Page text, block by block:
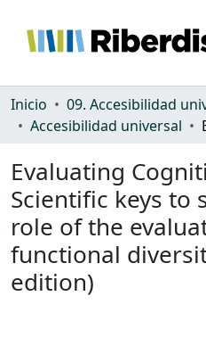
Comunidades
Estadísticas
Inicio
09. Accesibilidad
Accesibilidad universal
Evaluating
Scientific keys to
role of the
functional
edition)